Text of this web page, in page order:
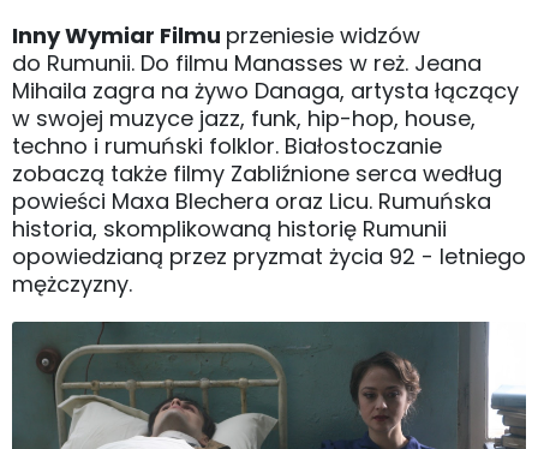
Inny Wymiar Filmu przeniesie widzów
do Rumunii. Do filmu Manasses w reż. Jeana
Mihaila zagra na żywo Danaga, artysta łączący
w swojej muzyce jazz, funk, hip-hop, house,
techno i rumuński folklor. Białostoczanie
zobaczą także filmy Zabliźnione serca według
powieści Maxa Blechera oraz Licu. Rumuńska
historia, skomplikowaną historię Rumunii
opowiedzianą przez pryzmat życia 92 - letniego
mężczyzny.